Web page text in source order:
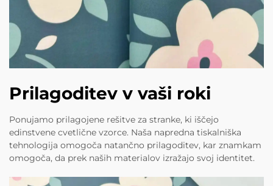
Prilagoditev v vaši roki
Ponujamo prilagojene rešitve za stranke, ki iščejo
edinstvene cvetlične vzorce. Naša napredna tiskalniška
tehnologija omogoča natančno prilagoditev, kar znamkam
omogoča, da prek naših materialov izražajo svoj identitet.